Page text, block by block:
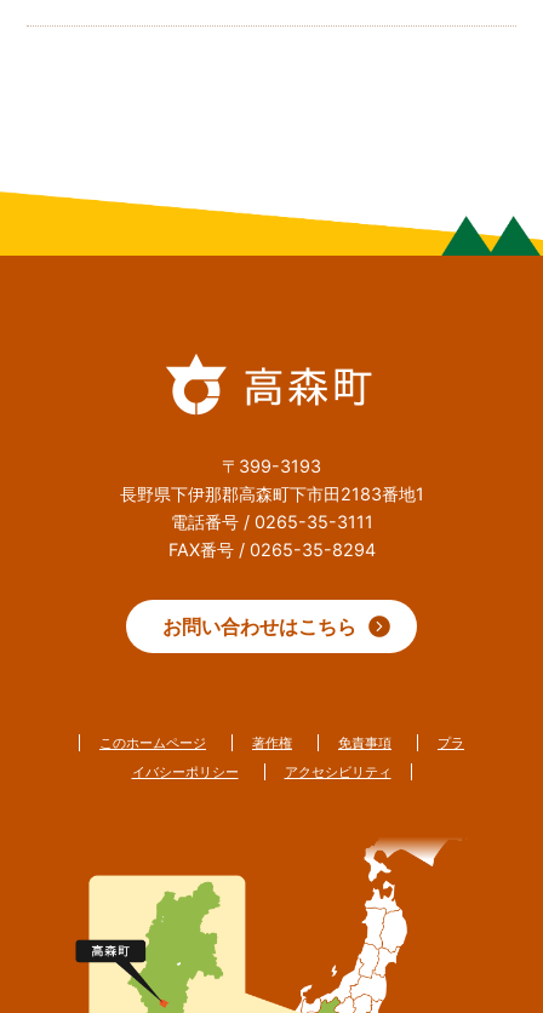
〒399-3193
長野県下伊那郡高森町下市田2183番地1
電話番号 / 0265-35-3111
FAX番号 / 0265-35-8294
お問い合わせはこちら
このホームページ 著作権 免責事項
プラ
イバシーポリシー
アクセシビリティ